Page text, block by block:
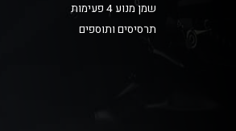
שמן מנוע 4 פעימות
תרסיסים ותוספים